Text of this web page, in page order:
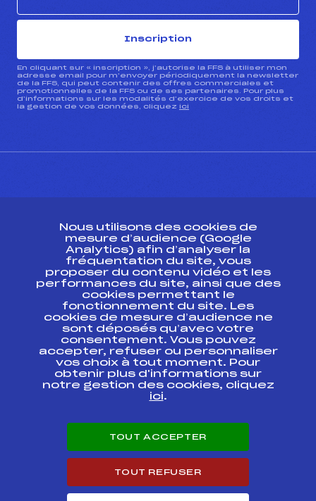
Inscription
En cliquant sur « inscription », j’autorise la FFS à utiliser mon
adresse email pour m’envoyer périodiquement la newsletter
de la FFS, qui peut contenir des offres commerciales et
promotionnelles de la FFS ou de ses partenaires. Pour plus
d’informations sur les modalités d’exercice de vos droits et
la gestion de vos données, cliquez ici
ESPACE PRESSE
Ressources
Pass’Neige
Projet sportif fédéral
Projet de performance fédéral
Antidopage
Pôle Développement, Formation, Suivi
Scientifique
Listes ministérielles
Pôle vie de l’athlète
Carrières
Nous utilisons des cookies de
mesure d’audience (Google
Analytics) afin d’analyser la
fréquentation du site, vous
proposer du contenu vidéo et les
performances du site, ainsi que des
cookies permettant le
fonctionnement du site. Les
cookies de mesure d’audience ne
sont déposés qu’avec votre
consentement. Vous pouvez
accepter, refuser ou personnaliser
vos choix à tout moment. Pour
obtenir plus d'informations sur
notre gestion des cookies, cliquez
ici.
TOUT ACCEPTER
TOUT REFUSER